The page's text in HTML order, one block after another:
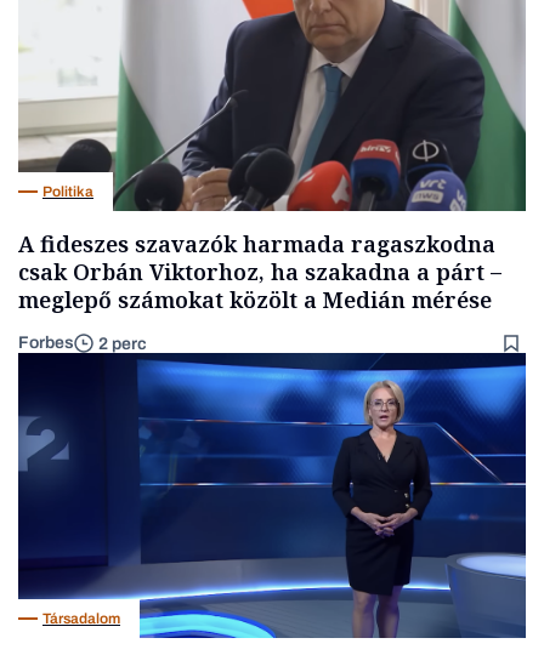
Politika
A fideszes szavazók harmada ragaszkodna
csak Orbán Viktorhoz, ha szakadna a párt –
meglepő számokat közölt a Medián mérése
Forbes 2 perc
Társadalom